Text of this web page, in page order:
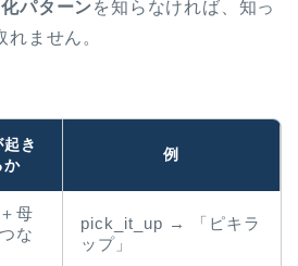
パターンを知らなければ、知っ
ません。
き
か
例
母
な
pick_it_up → 「ピキラ
ップ」